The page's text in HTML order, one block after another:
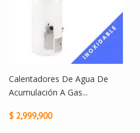
Calentadores De Agua De
Acumulación A Gas...
$ 2,999,900